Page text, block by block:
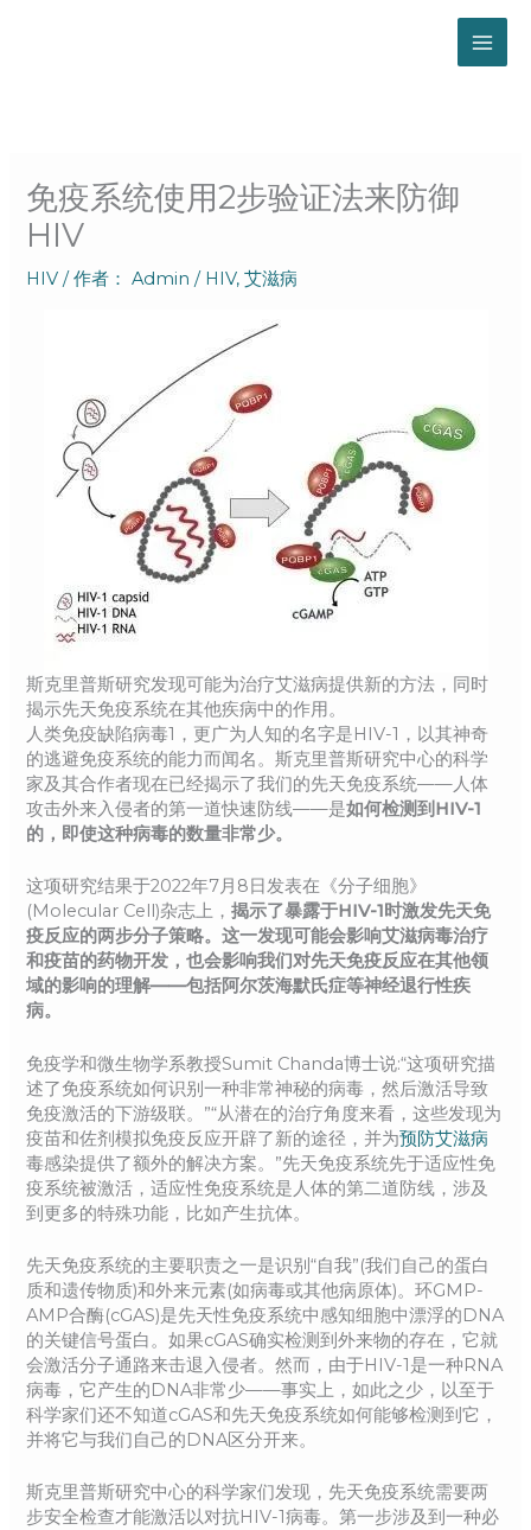
免疫系统使用2步验证法来防御
HIV
HIV / 作者： Admin/ HIV,艾滋病
斯克里普斯研究发现可能为治疗艾滋病提供新的方法，同时
揭示先天免疫系统在其他疾病中的作用。
人类免疫缺陷病毒1，更广为人知的名字是HIV-1，以其神奇
的逃避免疫系统的能力而闻名。斯克里普斯研究中心的科学
家及其合作者现在已经揭示了我们的先天免疫系统——人体
攻击外来入侵者的第一道快速防线——是如何检测到HIV-1
的，即使这种病毒的数量非常少。
这项研究结果于2022年7月8日发表在《分子细胞》
(Molecular Cell)杂志上，揭示了暴露于HIV-1时激发先天免
疫反应的两步分子策略。这一发现可能会影响艾滋病毒治疗
和疫苗的药物开发，也会影响我们对先天免疫反应在其他领
域的影响的理解——包括阿尔茨海默氏症等神经退行性疾
病。
免疫学和微生物学系教授Sumit Chanda博士说:“这项研究描
述了免疫系统如何识别一种非常神秘的病毒，然后激活导致
免疫激活的下游级联。”“从潜在的治疗角度来看，这些发现为
疫苗和佐剂模拟免疫反应开辟了新的途径，并为预防艾滋病
毒感染提供了额外的解决方案。”先天免疫系统先于适应性免
疫系统被激活，适应性免疫系统是人体的第二道防线，涉及
到更多的特殊功能，比如产生抗体。
先天免疫系统的主要职责之一是识别“自我”(我们自己的蛋白
质和遗传物质)和外来元素(如病毒或其他病原体)。环GMP-
AMP合酶(cGAS)是先天性免疫系统中感知细胞中漂浮的DNA
的关键信号蛋白。如果cGAS确实检测到外来物的存在，它就
会激活分子通路来击退入侵者。然而，由于HIV-1是一种RNA
病毒，它产生的DNA非常少——事实上，如此之少，以至于
科学家们还不知道cGAS和先天免疫系统如何能够检测到它，
并将它与我们自己的DNA区分开来。
斯克里普斯研究中心的科学家们发现，先天免疫系统需要两
步安全检查才能激活以对抗HIV-1病毒。第一步涉及到一种必